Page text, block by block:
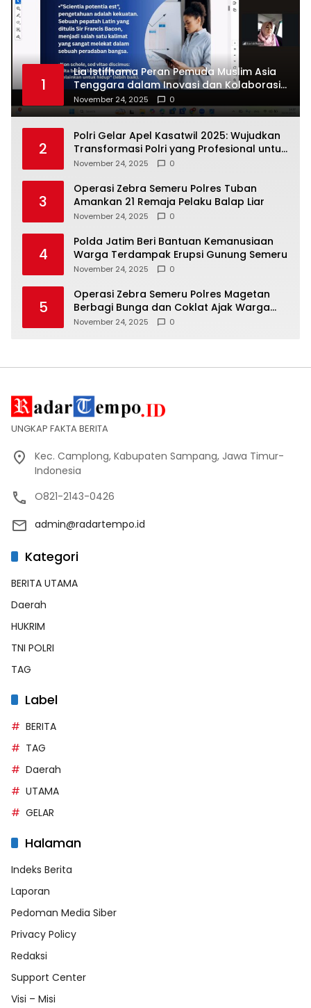
1
Lia Istifhama Peran Pemuda Muslim Asia
Tenggara dalam Inovasi dan Kolaborasi
Internasional
November 24, 2025 0
2
Polri Gelar Apel Kasatwil 2025: Wujudkan
Transformasi Polri yang Profesional untuk
Masyarakat
November 24, 2025 0
3
Operasi Zebra Semeru Polres Tuban
Amankan 21 Remaja Pelaku Balap Liar
November 24, 2025 0
4
Polda Jatim Beri Bantuan Kemanusiaan
Warga Terdampak Erupsi Gunung Semeru
November 24, 2025 0
5
Operasi Zebra Semeru Polres Magetan
Berbagi Bunga dan Coklat Ajak Warga
Tertib Lalin
November 24, 2025 0
UNGKAP FAKTA BERITA
Kec. Camplong, Kabupaten Sampang, Jawa Timur-
Indonesia
O821-2143-0426
admin@radartempo.id
Kategori
BERITA UTAMA
Daerah
HUKRIM
TNI POLRI
TAG
Label
BERITA
TAG
Daerah
UTAMA
GELAR
Halaman
Indeks Berita
Laporan
Pedoman Media Siber
Privacy Policy
Redaksi
Support Center
Visi – Misi